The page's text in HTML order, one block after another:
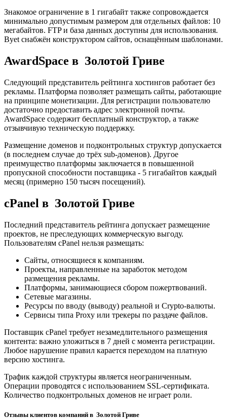
Знакомое ограничение в 1 гигабайт также сопровождается
минимально допустимым размером для отдельных файлов: 10
мегабайтов. FTP и база данных доступны для использования.
Byet снабжён конструктором сайтов, оснащённым шаблонами.
AwardSpace в Золотой Гриве
Следующий представитель рейтинга хостингов работает без
рекламы. Платформа позволяет размещать сайты, работающие
на принципе монетизации. Для регистрации пользователю
достаточно предоставить адрес электронной почты.
AwardSpace содержит бесплатный конструктор, а также
отзывчивую техническую поддержку.
Размещение доменов и подконтрольных структур допускается
(в последнем случае до трёх sub-доменов). Другое
преимущество платформы заключается в повышенной
пропускной способности поставщика - 5 гигабайтов каждый
месяц (примерно 150 тысяч посещений).
cPanel в Золотой Гриве
Последний представитель рейтинга допускает размещение
проектов, не преследующих коммерческую выгоду.
Пользователям cPanel нельзя размещать:
Сайты, относящиеся к компаниям.
Проекты, направленные на заработок методом
размещения рекламы.
Платформы, занимающиеся сбором пожертвований.
Сетевые магазины.
Ресурсы по вводу (выводу) реальной и Crypto-валюты.
Сервисы типа Proxy или трекеры по раздаче файлов.
Поставщик cPanel требует незамедлительного размещения
контента: важно уложиться в 7 дней с момента регистрации.
Любое нарушение правил карается переходом на платную
версию хостинга.
Трафик каждой структуры является неограниченным.
Операции проводятся с использованием SSL-сертификата.
Количество подконтрольных доменов не играет роли.
Отзывы клиентов компаний в Золотой Гриве